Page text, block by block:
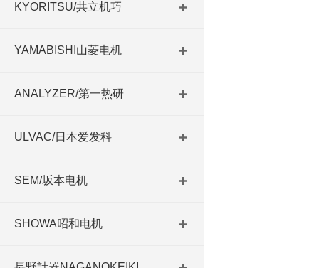
KYORITSU/共立机巧
YAMABISHI山菱电机
ANALYZER/第一热研
ULVAC/日本爱发科
SEM/坂本电机
SHOWA昭和电机